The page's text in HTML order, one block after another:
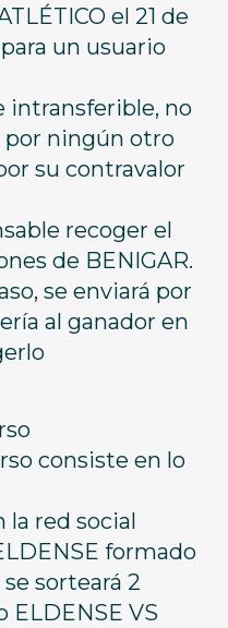
el 21 de
un usuario
intransferible, no
por ningún otro
su contravalor
recoger el
de BENIGAR.
se enviará por
al ganador en
consiste en lo
red social
formado
sorteará 2
ELDENSE VS